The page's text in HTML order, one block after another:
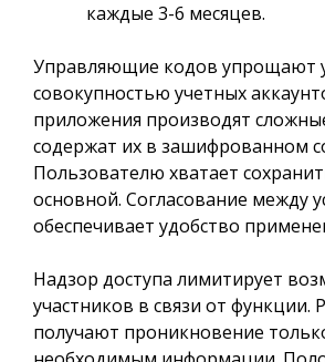
каждые 3-6 месяцев.
Управляющие кодов упрощают
совокупностью учетных
приложения производят
содержат их в зашифрованном
Пользователю хватает
основной. Согласование между
обеспечивает удобство
Надзор доступа лимитирует
участников в связи от функции.
получают проникновение